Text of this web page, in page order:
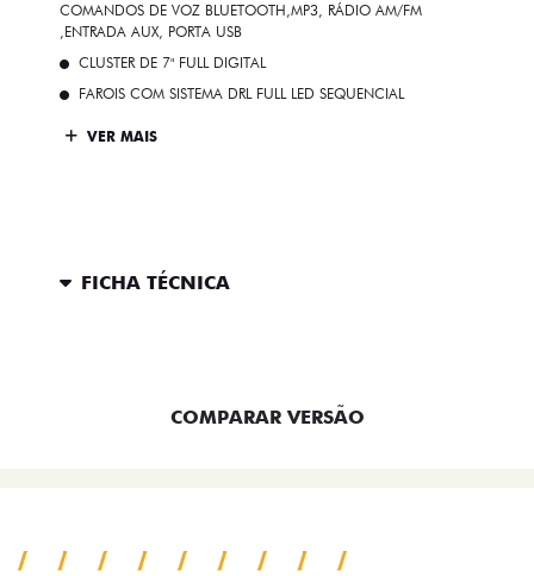
COMANDOS DE VOZ BLUETOOTH,MP3, RÁDIO AM/FM
,ENTRADA AUX, PORTA USB
CLUSTER DE 7" FULL DIGITAL
FAROIS COM SISTEMA DRL FULL LED SEQUENCIAL
VER MAIS
FICHA TÉCNICA
COMPARAR VERSÃO